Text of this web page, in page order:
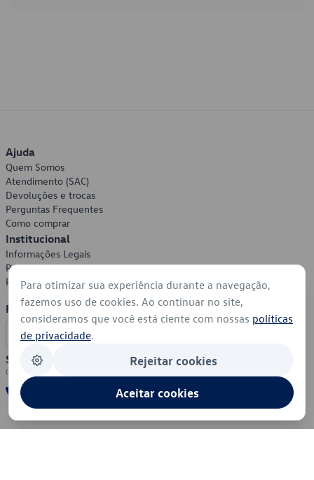
Ajuda
Quem Somos
Atendimento (SAC)
Devoluções e trocas
Perguntas Frequentes
Como comprar
Institucional
Informações Legais
Política de Privacidade
Política de Cookies
Formas de Pagamento
Segurança
Para otimizar sua experiência durante a navegação,
fazemos uso de cookies. Ao continuar no site,
consideramos que você está ciente com nossas políticas
de privacidade.
Rejeitar cookies
Aceitar cookies